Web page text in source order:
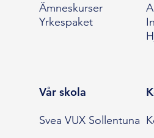
Ämneskurser
Yrkespaket
Vår skola
Svea VUX Sollentuna